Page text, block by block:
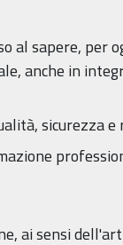
al sapere, per
anche in
sicurezza
ai sensi